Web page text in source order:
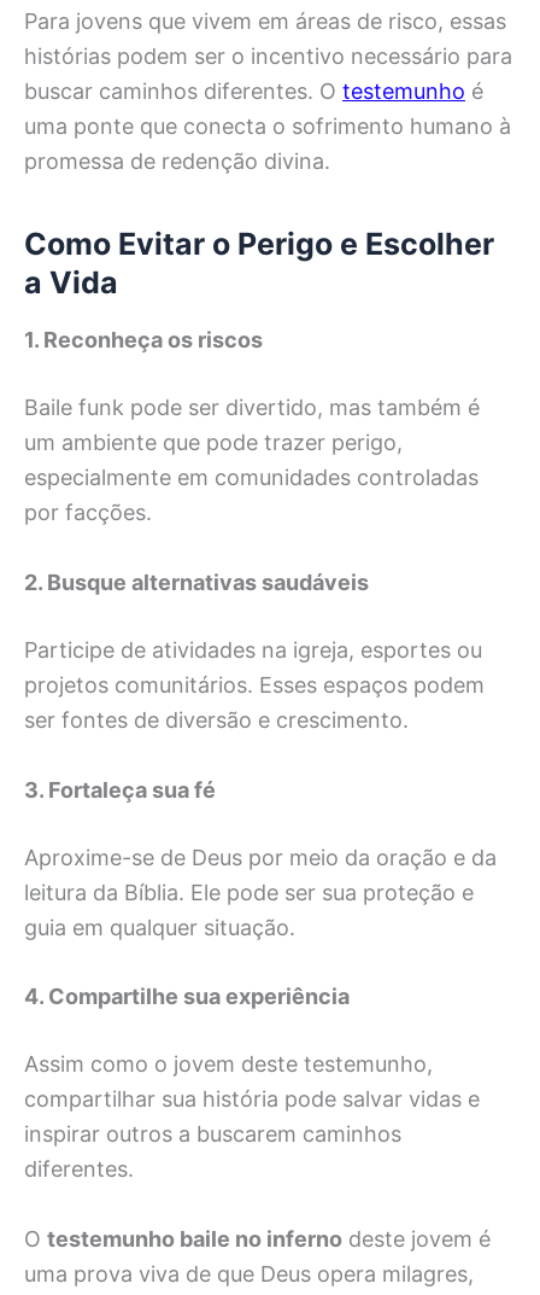
Para jovens que vivem em áreas de risco, essas
histórias podem ser o incentivo necessário para
buscar caminhos diferentes. O testemunho é
uma ponte que conecta o sofrimento humano à
promessa de redenção divina.
Como Evitar o Perigo e Escolher
a Vida
1. Reconheça os riscos
Baile funk pode ser divertido, mas também é
um ambiente que pode trazer perigo,
especialmente em comunidades controladas
por facções.
2. Busque alternativas saudáveis
Participe de atividades na igreja, esportes ou
projetos comunitários. Esses espaços podem
ser fontes de diversão e crescimento.
3. Fortaleça sua fé
Aproxime-se de Deus por meio da oração e da
leitura da Bíblia. Ele pode ser sua proteção e
guia em qualquer situação.
4. Compartilhe sua experiência
Assim como o jovem deste testemunho,
compartilhar sua história pode salvar vidas e
inspirar outros a buscarem caminhos
diferentes.
O testemunho baile no inferno deste jovem é
uma prova viva de que Deus opera milagres,